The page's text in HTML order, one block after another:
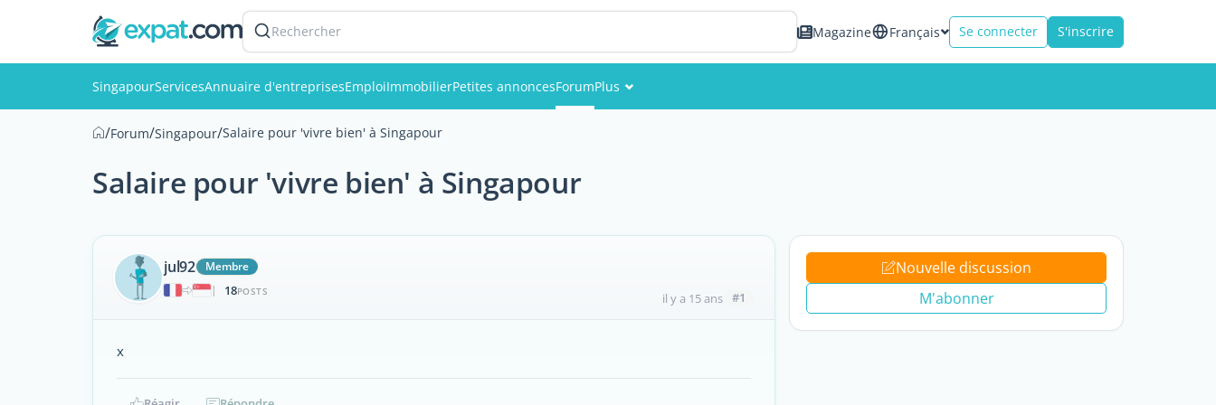
Rechercher Magazine Français Se connecter S'inscrire
SingapourServicesAnnuaire d'entreprisesEmploiImmobilierPetites annoncesForumPlus
/Forum/Singapour/Salaire pour 'vivre bien' à Singapour
Salaire pour 'vivre bien' à Singapour
jul92
Membre
|
18POSTS il y a 15 ans #1
x
Nouvelle discussion
M'abonner